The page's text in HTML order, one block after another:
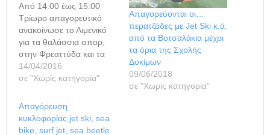
Από 14:00 έως 15:00
Τρίωρο απαγορευτικό
ανακοίνωσε το Λιμενικό
για τα θαλάσσια σπορ,
στην Φρεαττύδα και τα
Βοτσαλάκια, κατά το
διάστημα από τον Ιούνιο
Συγκεκριμένα, από το
Γραφείο Γενικής
Αστυνομίας του
14/04/2016
σε "Χωρίς κατηγορία"
Απαγορεύονται οι…
περατζάδες με Jet Ski κ.ά.
από τα Βοτσαλάκια μέχρι
τα όρια της Σχολής
Δοκίμων
09/06/2018
σε "Χωρίς κατηγορία"
Απαγόρευση
κυκλοφορίας jet ski, sea
bike, surf jet, sea beetle